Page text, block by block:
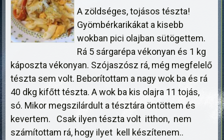
A zöldséges, tojásos tészta!
Gyömbérkarikákat a kisebb
wokban pici olajban sütögettem.
Rá 5 sárgarépa vékonyan és 1 kg
káposzta vékonyan. Szójaszósz rá, még megfelelő
tészta sem volt. Beborítottam a nagy wok ba és rá
40 dkg kifőtt tészta. A wok ba kis olajra 11 tojás,
só. Mikor megszilárdult a tésztára öntöttem és
kevertem. Csak ilyen tészta volt itthon, nem
számítottam rá, hogy ilyet kell készítenem..